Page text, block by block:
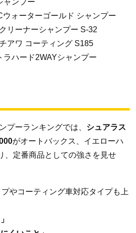
ャンプー
ォーターゴールド シャンプー
リーナーシャンプー S-32
アワ コーティング S185
ラハード2WAYシャンプー
プーランキングでは、 シュアラス
がオートバックス、イエローハ
、定番商品としての強さを見せ
やコーティング車対応タイプも上